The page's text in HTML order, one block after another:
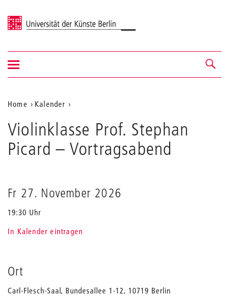
Universität der Künste Berlin
Navigation &
Suche
Navigation
ein-/ausblenden
Aktuelle
Position
auf
der
Home
Kalender
Stephan
Picard
Violinklasse Prof. Stephan
Picard– Vortragsabend
Fr 27. November 2026
19:30 Uhr
In Kalender eintragen
Ort
Carl-Flesch-Saal, Bundesallee 1-12, 10719 Berlin